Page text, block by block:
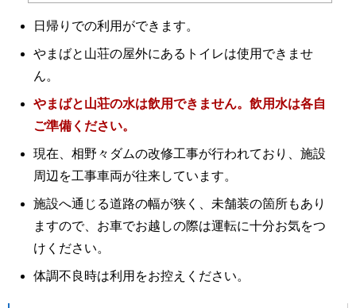
日帰りでの利用ができます。
やまばと山荘の屋外にあるトイレは使用できませ
ん。
やまばと山荘の水は飲用できません。飲用水は各自
ご準備ください。
現在、相野々ダムの改修工事が行われており、施設
周辺を工事車両が往来しています。
施設へ通じる道路の幅が狭く、未舗装の箇所もあり
ますので、お車でお越しの際は運転に十分お気をつ
けください。
体調不良時は利用をお控えください。